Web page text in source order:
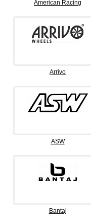
American Racing
Arrivo
ASW
Bantaj